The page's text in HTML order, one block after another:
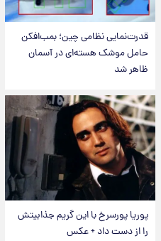
قدرت‌نمایی نظامی چین؛ بمب‌افکن
حامل موشک هسته‌ای در آسمان
ظاهر شد
پوریا پورسرخ با این گریم جذابیتش
را از دست داد + عکس